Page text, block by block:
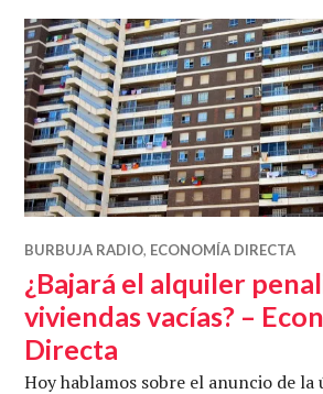
BURBUJA RADIO, ECONOMÍA DIRECTA
¿Bajará el alquiler
viviendas vacías? –
Directa
Hoy hablamos sobre el anuncio de